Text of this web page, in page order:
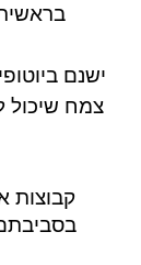
ישנם
קבוצות